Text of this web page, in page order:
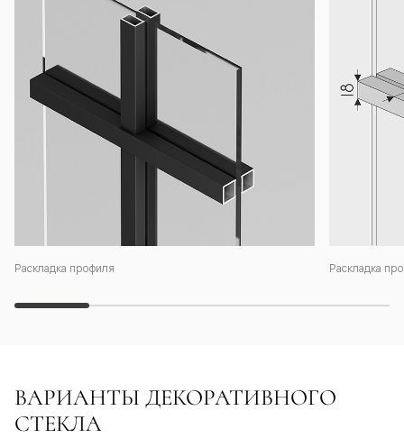
Раскладка профиля Раскладка
ВАРИАНТЫ ДЕКОРАТИВНОГО
СТЕКЛА